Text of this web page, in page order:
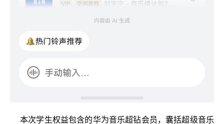
本次学生权益包含的华为音乐超钻会员，囊括超级音乐